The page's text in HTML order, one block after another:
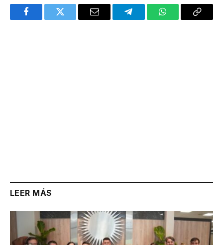
FacebookTwitter Email TelegramWhatsAppCopy
LEER MÁS